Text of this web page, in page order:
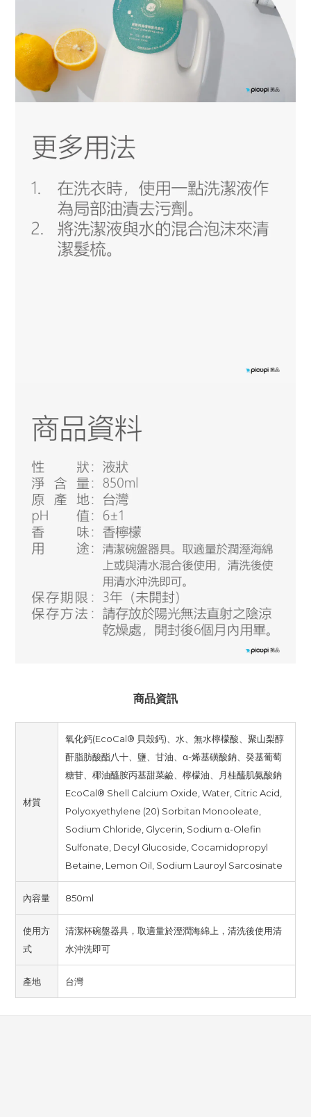
商品資訊
材質
氧化鈣(EcoCal® 貝殼鈣)、水、無水檸檬酸、聚山梨醇
酐脂肪酸酯八十、鹽、甘油、α-烯基磺酸鈉、癸基葡萄
糖苷、椰油醯胺丙基甜菜鹼、檸檬油、月桂醯肌氨酸鈉
EcoCal® Shell Calcium Oxide, Water, Citric Acid,
Polyoxyethylene (20) Sorbitan Monooleate,
Sodium Chloride, Glycerin, Sodium α-Olefin
Sulfonate, Decyl Glucoside, Cocamidopropyl
Betaine, Lemon Oil, Sodium Lauroyl Sarcosinate
內容量 850ml
使用方
式
清潔杯碗盤器具，取適量於溼潤海綿上，清洗後使用清
水沖洗即可
產地 台灣